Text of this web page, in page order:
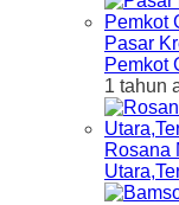
Pasar
Pemkot
1 tahun
Rosana